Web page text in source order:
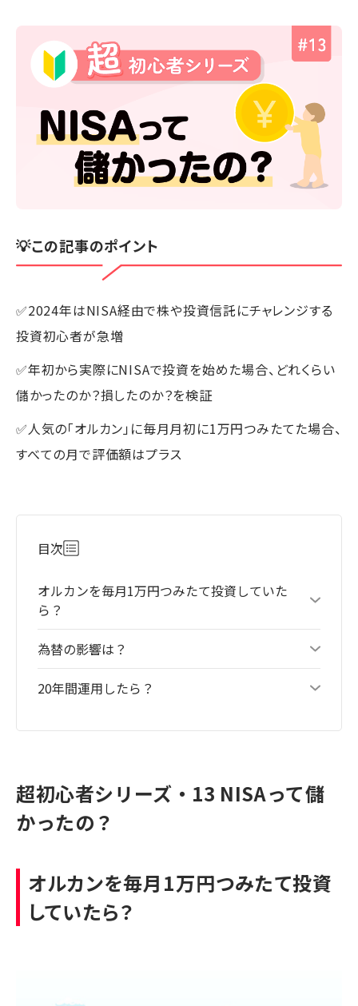
💡この記事のポイント
✅2024年はNISA経由で株や投資信託にチャレンジする
投資初心者が急増
✅年初から実際にNISAで投資を始めた場合、どれくらい
儲かったのか？損したのか？を検証
✅人気の「オルカン」に毎月月初に1万円つみたてた場合、
すべての月で評価額はプラス
目次
オルカンを毎月1万円つみたて投資していた
ら？
為替の影響は？
20年間運用したら？
超初心者シリーズ・13 NISAって儲
かったの？
オルカンを毎月1万円つみたて投資
していたら？